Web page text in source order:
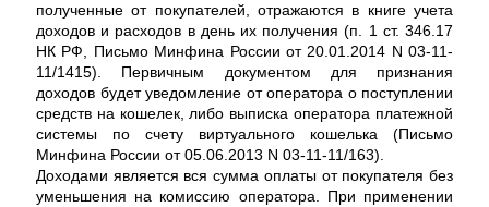
полученные от покупателей, отражаются в книге учета
доходов и расходов в день их получения (п. 1 ст. 346.17
НК РФ, Письмо Минфина России от 20.01.2014 N 03-11-
11/1415). Первичным документом для признания
доходов будет уведомление от оператора о поступлении
средств на кошелек, либо выписка оператора платежной
системы по счету виртуального кошелька (Письмо
Минфина России от 05.06.2013 N 03-11-11/163).
Доходами является вся сумма оплаты от покупателя без
уменьшения на комиссию оператора. При применении